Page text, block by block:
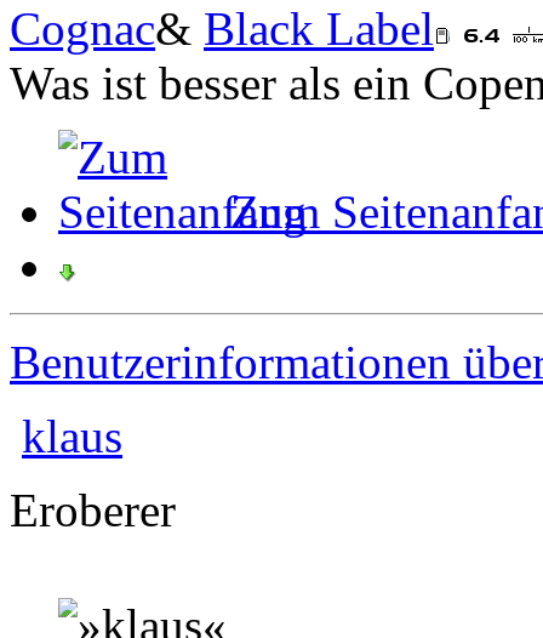
Cognac& Black Label
Was ist besser als ein
Zum
Benutzerinformationen
klaus
Eroberer